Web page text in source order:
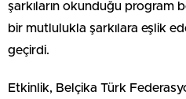
şarkıların okunduğu program
bir mutlulukla şarkılara eşlik
geçirdi.
Etkinlik, Belçika Türk